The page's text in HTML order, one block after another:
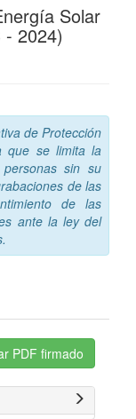
Solar
2024)
de Protección
que se limita la
sin su
de las
de las
ante la ley del
PDF firmado